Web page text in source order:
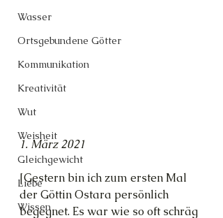
Wasser
Ortsgebundene Götter
Kommunikation
Kreativität
Wut
Weisheit
Gleichgewicht
Liebe
Wissen
1. März 2021
[Gestern bin ich zum ersten Mal
der Göttin Ostara persönlich
begegnet. Es war wie so oft schräg